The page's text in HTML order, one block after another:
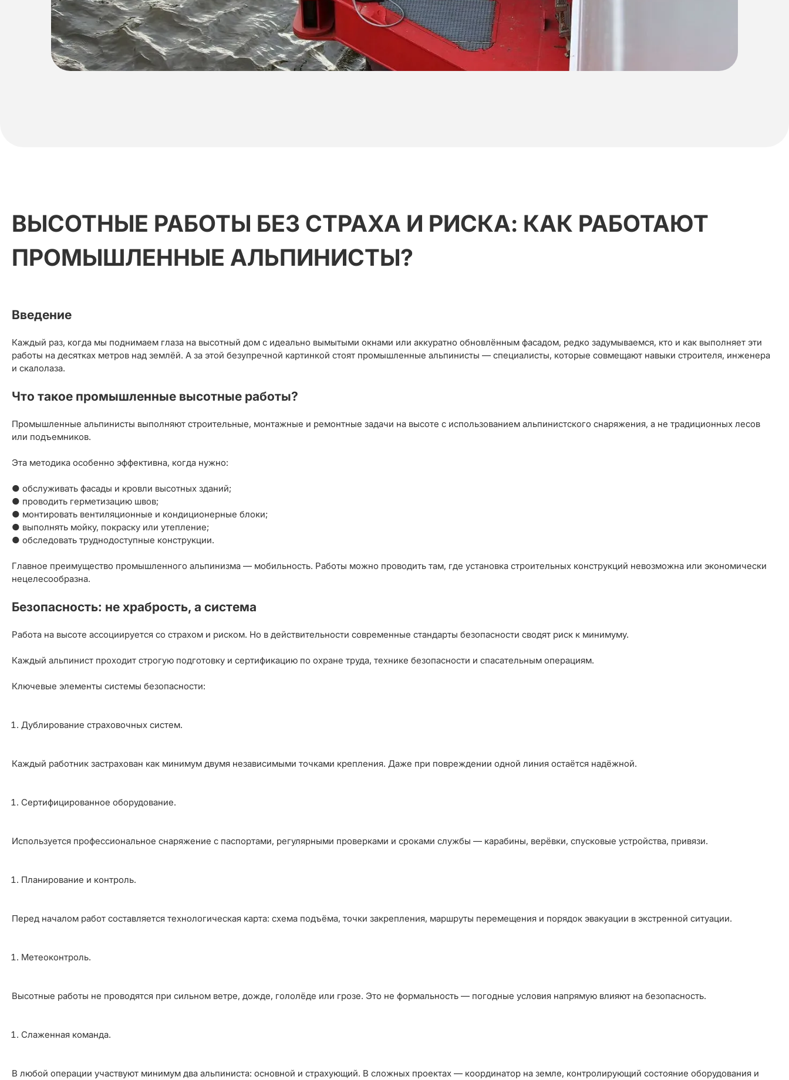
ВЫСОТНЫЕ РАБОТЫ БЕЗ СТРАХА И РИСКА: КАК РАБОТАЮТ
ПРОМЫШЛЕННЫЕ АЛЬПИНИСТЫ?
Введение
Каждый раз, когда мы поднимаем глаза на высотный дом с идеально вымытыми окнами или аккуратно обновлённым фасадом, редко задумываемся, кто и как выполняет эти
работы на десятках метров над землёй. А за этой безупречной картинкой стоят промышленные альпинисты — специалисты, которые совмещают навыки строителя, инженера
и скалолаза.
Что такое промышленные высотные работы?
Промышленные альпинисты выполняют строительные, монтажные и ремонтные задачи на высоте с использованием альпинистского снаряжения, а не традиционных лесов
или подъемников.
Эта методика особенно эффективна, когда нужно:
● обслуживать фасады и кровли высотных зданий;
● проводить герметизацию швов;
● монтировать вентиляционные и кондиционерные блоки;
● выполнять мойку, покраску или утепление;
● обследовать труднодоступные конструкции.
Главное преимущество промышленного альпинизма — мобильность. Работы можно проводить там, где установка строительных конструкций невозможна или экономически
нецелесообразна.
Безопасность: не храбрость, а система
Работа на высоте ассоциируется со страхом и риском. Но в действительности современные стандарты безопасности сводят риск к минимуму.
Каждый альпинист проходит строгую подготовку и сертификацию по охране труда, технике безопасности и спасательным операциям.
Ключевые элементы системы безопасности:
Дублирование страховочных систем.
Каждый работник застрахован как минимум двумя независимыми точками крепления. Даже при повреждении одной линия остаётся надёжной.
Сертифицированное оборудование.
Используется профессиональное снаряжение с паспортами, регулярными проверками и сроками службы — карабины, верёвки, спусковые устройства, привязи.
Планирование и контроль.
Перед началом работ составляется технологическая карта: схема подъёма, точки закрепления, маршруты перемещения и порядок эвакуации в экстренной ситуации.
Метеоконтроль.
Высотные работы не проводятся при сильном ветре, дожде, гололёде или грозе. Это не формальность — погодные условия напрямую влияют на безопасность.
Слаженная команда.
В любой операции участвуют минимум два альпиниста: основной и страхующий. В сложных проектах — координатор на земле, контролирующий состояние оборудования и